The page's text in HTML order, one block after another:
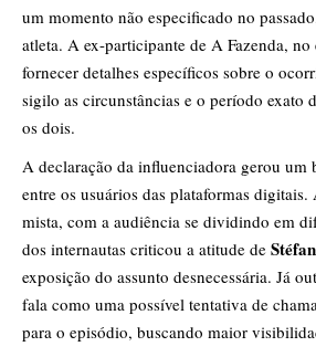
um momento não especificado no
atleta. A ex-participante de A Fazenda,
fornecer detalhes específicos sobre o
sigilo as circunstâncias e o período exato
os dois.
A declaração da influenciadora gerou um
entre os usuários das plataformas digitais.
mista, com a audiência se dividindo em
dos internautas criticou a atitude de
exposição do assunto desnecessária. Já
fala como uma possível tentativa de
para o episódio, buscando maior